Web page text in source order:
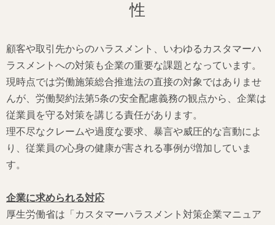
性
顧客や取引先からのハラスメント、いわゆるカスタマーハ
ラスメントへの対策も企業の重要な課題となっています。
現時点では労働施策総合推進法の直接の対象ではありませ
んが、労働契約法第5条の安全配慮義務の観点から、企業は
従業員を守る対策を講じる責任があります。
理不尽なクレームや過度な要求、暴言や威圧的な言動によ
り、従業員の心身の健康が害される事例が増加していま
す。
企業に求められる対応
厚生労働省は「カスタマーハラスメント対策企業マニュア